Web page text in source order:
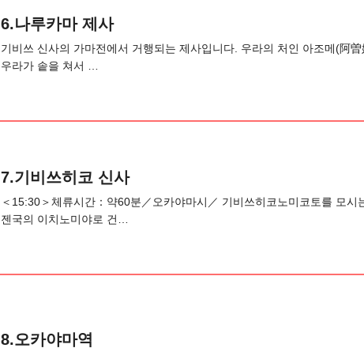
6.나루카마 제사
기비쓰 신사의 가마전에서 거행되는 제사입니다. 우라의 처인 아조메(阿
우라가 솥을 쳐서 …
7.기비쓰히코 신사
＜15:30＞체류시간：약60분／오카야마시／ 기비쓰히코노미코토를 모시
젠국의 이치노미야로 건…
8.오카야마역